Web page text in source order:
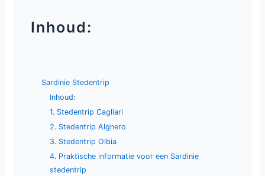
Inhoud:
Sardinie Stedentrip
Inhoud:
1. Stedentrip Cagliari
2. Stedentrip Alghero
3. Stedentrip Olbia
4. Praktische informatie voor een Sardinie
stedentrip